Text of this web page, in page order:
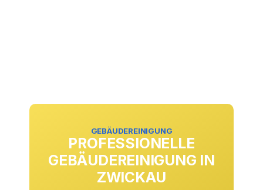
GEBÄUDEREINIGUNG
PROFESSIONELLE
GEBÄUDEREINIGUNG IN
ZWICKAU